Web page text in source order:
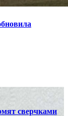
сверчками